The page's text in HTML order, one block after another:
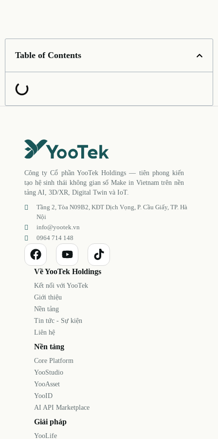
Table of Contents
Công ty Cổ phần YooTek Holdings — tiên phong kiến
tạo hệ sinh thái không gian số Make in Vietnam trên nền
tảng AI, 3D/XR, Digital Twin và IoT.
Tầng 2, Tòa N09B2, KĐT Dịch Vọng, P. Cầu Giấy, TP. Hà
Nội
info@yootek.vn
0964 714 148
Về YooTek Holdings
Kết nối với YooTek
Giới thiệu
Nền tảng
Tin tức - Sự kiện
Liên hệ
Nền tảng
Core Platform
YooStudio
YooAsset
YooID
AI API Marketplace
Giải pháp
YooLife